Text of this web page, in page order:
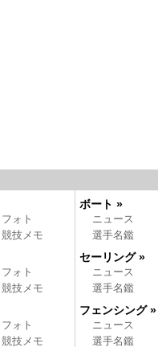
フォト
競技メモ
フォト
競技メモ
フォト
競技メモ
ボート »
ニュース
選手名鑑
セーリング »
ニュース
選手名鑑
フェンシング »
ニュース
選手名鑑